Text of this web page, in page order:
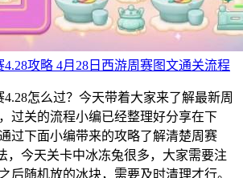
攻略 4月28日西游周赛图文通关流程
4.28怎么过？今天带着大家来了解最新周
过关的流程小编已经整理好分享在下
过下面小编带来的攻略了解清楚周赛
，今天关卡中冰冻兔很多，大家需要注
后随机放的冰块，需要及时清理才行。